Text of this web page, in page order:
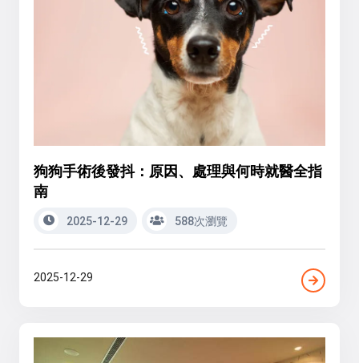
狗狗手術後發抖：原因、處理與何時就醫全指
南
2025-12-29 588次瀏覽
2025-12-29